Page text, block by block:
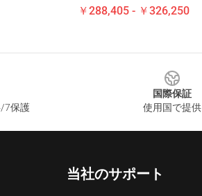
￥288,405 - ￥326,250
7保護
国際保証
使用国で提供
当社のサポート